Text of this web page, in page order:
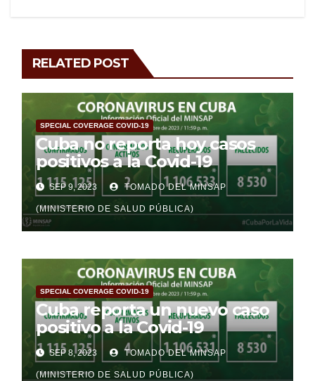
RELATED POST
SPECIAL COVERAGE COVID-19
Cuba no reporta hoy casos
positivos a la Covid-19
SEP 9, 2023 TOMADO DEL MINSAP
(MINISTERIO DE SALUD PÚBLICA)
SPECIAL COVERAGE COVID-19
Cuba reporta un nuevo caso
positivo a la Covid-19
SEP 8, 2023 TOMADO DEL MINSAP
(MINISTERIO DE SALUD PÚBLICA)